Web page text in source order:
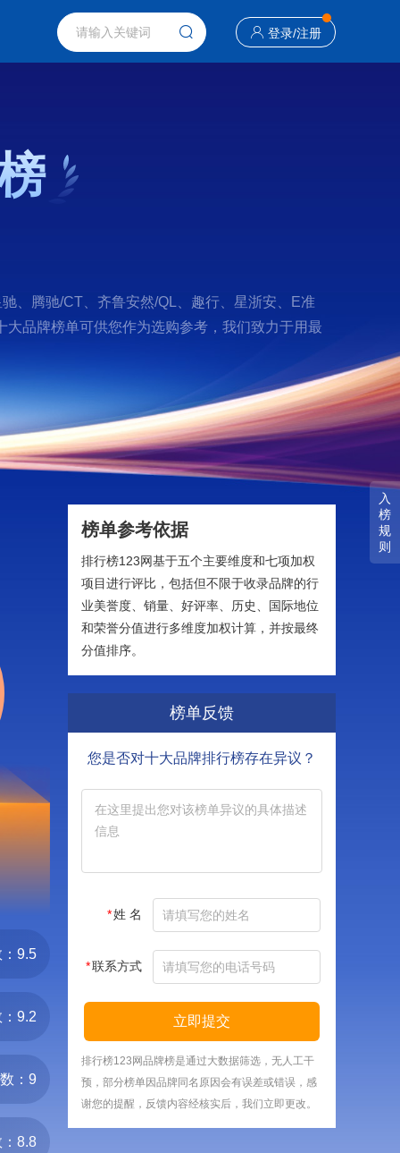
登录/注册
入
榜
规
则
、腾驰/CT、齐鲁安然/QL、趣行、星浙安、E准
品牌榜单可供您作为选购参考，我们致力于用最
9.5
9.2
：9
8.8
榜单参考依据
排行榜123网基于五个主要维度和七项加权
项目进行评比，包括但不限于收录品牌的行
业美誉度、销量、好评率、历史、国际地位
和荣誉分值进行多维度加权计算，并按最终
分值排序。
榜单反馈
您是否对十大品牌排行榜存在异议？
*姓 名
*联系方式
立即提交
排行榜123网品牌榜是通过大数据筛选，无人工干
预，部分榜单因品牌同名原因会有误差或错误，感
谢您的提醒，反馈内容经核实后，我们立即更改。